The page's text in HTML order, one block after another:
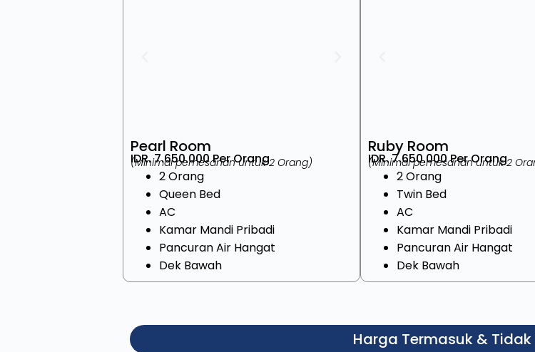
Pearl Room
IDR. 7.650.000 Per Orang
(Minimal pemesanan untuk 2 Orang)
2 Orang
Queen Bed
AC
Kamar Mandi Pribadi
Pancuran Air Hangat
Dek Bawah
Ruby Room
IDR. 7.650.000 Per Orang
(Minimal pemesanan untuk 2
2 Orang
Twin Bed
AC
Kamar Mandi Pribadi
Pancuran Air Hangat
Dek Bawah
Harga Termasuk &